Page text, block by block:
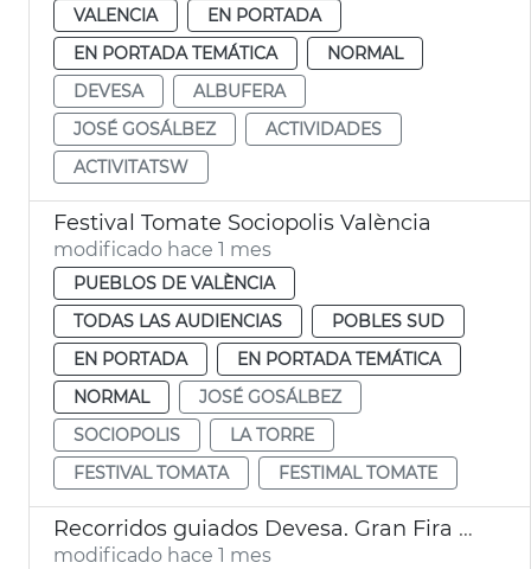
VALENCIA
EN PORTADA
EN PORTADA TEMÁTICA
NORMAL
DEVESA
ALBUFERA
JOSÉ GOSÁLBEZ
ACTIVIDADES
ACTIVITATSW
Festival Tomate Sociopolis València
modificado hace 1 mes
PUEBLOS DE VALÈNCIA
TODAS LAS AUDIENCIAS
POBLES SUD
EN PORTADA
EN PORTADA TEMÁTICA
NORMAL
JOSÉ GOSÁLBEZ
SOCIOPOLIS
LA TORRE
FESTIVAL TOMATA
FESTIMAL TOMATE
Recorridos guiados Devesa. Gran Fira de València
modificado hace 1 mes